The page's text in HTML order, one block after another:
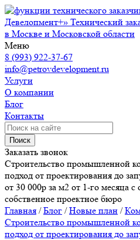
Девелопмент+» Технический
в Москве и Московской области
Меню
8 (993) 922-37-67
info@petrovdevelopment.ru
Услуги
О компании
Блог
Контакты
Поиск
Заказать звонок
Строительство промышленной
подход от проектирования до
от 30 000р за м2 от 1-го месяца
собственное проектное бюро
Главная /Блог /Новые план /
Строительство промышленной
подход от проектирования до